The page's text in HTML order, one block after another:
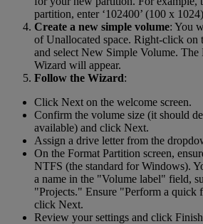
partition, enter ‘102400’ (100 x
Create a new simple volume: You
of Unallocated space. Right-click on
and select New Simple Volume.
Wizard will appear.
Follow the Wizard:
Click Next on the welcome screen.
Confirm the volume size (it should
available) and click Next.
Assign a drive letter from the
On the Format Partition screen,
NTFS (the standard for Windows).
a name in the "Volume label" field,
"Projects." Ensure "Perform a quick
click Next.
Review your settings and click